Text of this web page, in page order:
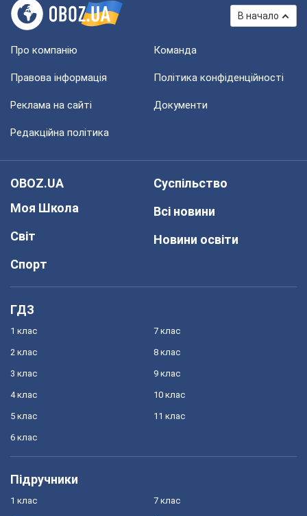
В начало
Про компанію Команда
Правова інформація Політика конфіденційності
Реклама на сайті Документи
Редакційна політика
OBOZ.UA
Моя Школа
Світ
Спорт
Суспільство
Всі новини
Новини освіти
ГДЗ
1 клас
2 клас
3 клас
4 клас
5 клас
6 клас
7 клас
8 клас
9 клас
10 клас
11 клас
Підручники
1 клас 7 клас